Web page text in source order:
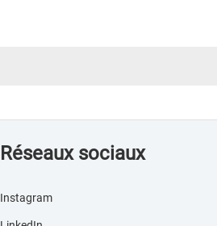
Réseaux sociaux
Instagram